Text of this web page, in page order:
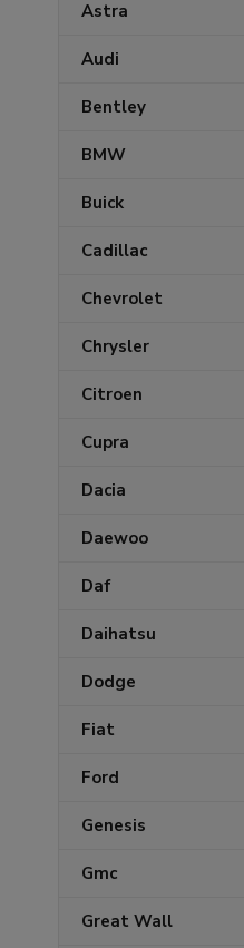
Astra
Audi
Bentley
BMW
Buick
Cadillac
Chevrolet
Chrysler
Citroen
Cupra
Dacia
Daewoo
Daf
Daihatsu
Dodge
Fiat
Ford
Genesis
Gmc
Great Wall